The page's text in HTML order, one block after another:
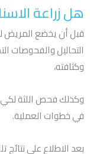
هل زراعة
قبل أن يخضع المريض
التحاليل والفحوصات
وكثافته،
وكذلك فحص اللثة
في خطوات العملية.
بعد الاطلاع على